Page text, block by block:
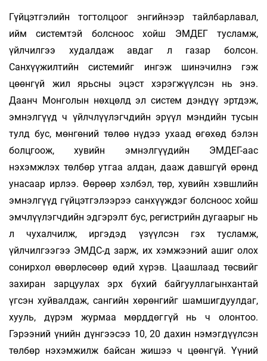
Гүйцэтгэлийн тогтолцоог энгийнээр тайлбарлавал,
ийм системтэй болсноос хойш ЭМДЕГ тусламж,
үйлчилгээ худалдаж авдаг л газар болсон.
Санхүүжилтийн системийг ингэж шинэчилнэ гэж
цөөнгүй жил ярьсны эцэст хэрэгжүүлсэн нь энэ.
Даанч Монголын нөхцөлд эл систем дэндүү эртдэж,
эмнэлгүүд ч үйлчлүүлэгчдийн эрүүл мэндийн тусын
тулд бус, мөнгөний төлөө нүдээ ухаад өгөхөд бэлэн
болцгоож, хувийн эмнэлгүүдийн ЭМДЕГ-аас
нэхэмжлэх төлбөр утгаа алдан, дааж давшгүй өрөнд
унасаар ирлээ. Өөрөөр хэлбэл, төр, хувийн хэвшлийн
эмнэлгүүд гүйцэтгэлээрээ санхүүждэг болсноос хойш
эмчлүүлэгчдийн эдгэрэлт бус, регистрийн дугаарыг нь
л чухалчилж, иргэдэд үзүүлсэн гэх тусламж,
үйлчилгээгээ ЭМДС-д зарж, их хэмжээний ашиг олох
сонирхол өвөрлөсөөр өдий хүрэв. Цаашлаад төсвийг
захиран зарцуулах эрх бүхий байгууллагынхантай
үгсэн хуйвалдаж, сангийн хөрөнгийг шамшигдуулдаг,
хууль, дүрэм журмаа мөрддөггүй нь ч олонтоо.
Гэрээний үнийн дүнгээсээ 10, 20 дахин нэмэгдүүлсэн
төлбөр нэхэмжилж байсан жишээ ч цөөнгүй. Үүний